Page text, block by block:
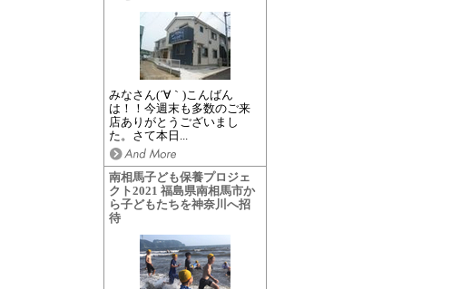
みなさん(´∀｀)こんばん
は！！今週末も多数のご来
店ありがとうございまし
た。さて本日...
南相馬子ども保養プロジェ
クト2021 福島県南相馬市か
ら子どもたちを神奈川へ招
待